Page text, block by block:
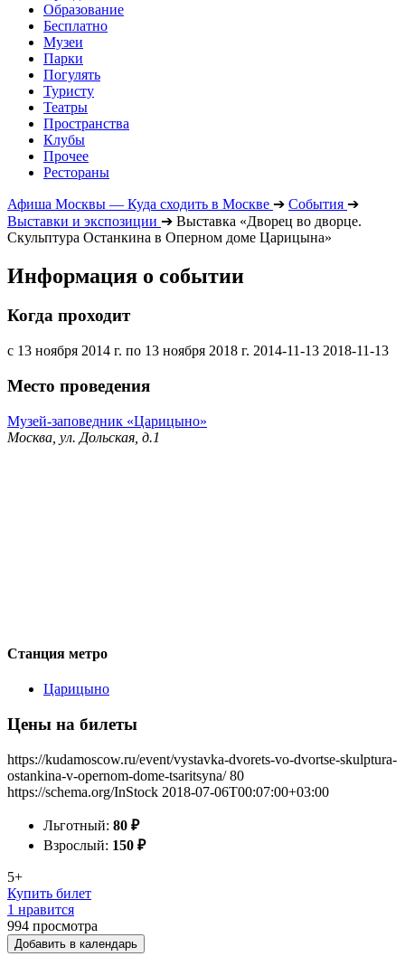
Образование
Бесплатно
Музеи
Парки
Погулять
Туристу
Театры
Пространства
Клубы
Прочее
Рестораны
Афиша Москвы — Куда сходить в Москве ➔ События ➔
Выставки и экспозиции ➔ Выставка «Дворец во дворце.
Скульптура Останкина в Оперном доме Царицына»
Информация о событии
Когда проходит
с 13 ноября 2014 г. по 13 ноября 2018 г. 2014-11-13 2018-11-13
Место проведения
Музей-заповедник «Царицыно»
Москва, ул. Дольская, д.1
Станция метро
Царицыно
Цены на билеты
https://kudamoscow.ru/event/vystavka-dvorets-vo-dvortse-skulptura-
ostankina-v-opernom-dome-tsaritsyna/ 80
https://schema.org/InStock 2018-07-06T00:07:00+03:00
Льготный: 80 ₽
Взрослый: 150 ₽
5+
Купить билет
1 нравится
994 просмотра
Добавить в календарь